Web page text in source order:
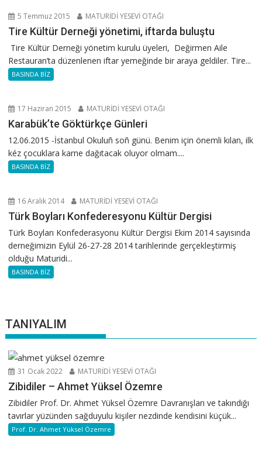
5 Temmuz 2015 MATURİDİ YESEVİ OTAĞI
Tire Kültür Derneği yönetimi, iftarda buluştu
Tire Kültür Derneği yönetim kurulu üyeleri, Değirmen Aile
Restauran’ta düzenlenen iftar yemeğinde bir araya geldiler. Tire...
BASINDA BİZ
17 Haziran 2015 MATURİDİ YESEVİ OTAĞI
Karabük’te Göktürkçe Günleri
12.06.2015 -İstanbul Okuluñ soñ günü. Benim için önemli kılan, ilk
kéz çocuklara karne dağıtacak oluyor olmam....
BASINDA BİZ
16 Aralık 2014 MATURİDİ YESEVİ OTAĞI
Türk Boyları Konfederesyonu Kültür Dergisi
Türk Boyları Konfederasyonu Kültür Dergisi Ekim 2014 sayısında
derneğimizin Eylül 26-27-28 2014 tarihlerinde gerçekleştirmiş
olduğu Maturidi...
BASINDA BİZ
TANIYALIM
31 Ocak 2022 MATURİDİ YESEVİ OTAĞI
Zibidiler – Ahmet Yüksel Özemre
Zibidiler Prof. Dr. Ahmet Yüksel Özemre Davranışları ve takındığı
tavırlar yüzünden sağduyulu kişiler nezdinde kendisini küçük...
Prof. Dr. Ahmet Yüksel Özemre